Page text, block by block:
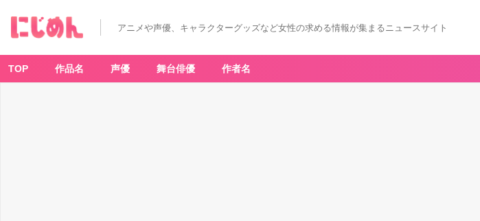
アニメや声優、キャラクターグッズなど女性の求める情報が集まるニュースサイト
TOP 作品名 声優 舞台俳優 作者名